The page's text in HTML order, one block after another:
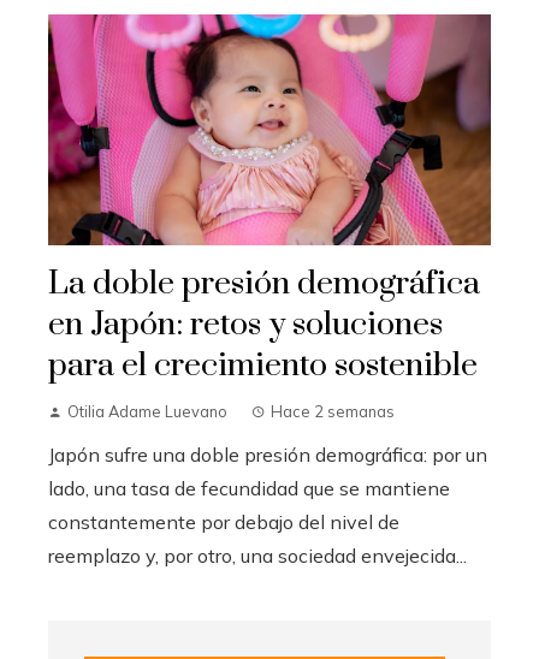
La doble presión demográfica
en Japón: retos y soluciones
para el crecimiento sostenible
Otilia Adame Luevano Hace 2 semanas
Japón sufre una doble presión demográfica: por un
lado, una tasa de fecundidad que se mantiene
constantemente por debajo del nivel de
reemplazo y, por otro, una sociedad envejecida...